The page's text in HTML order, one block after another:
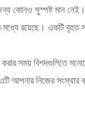
কোনও সুস্পষ্ট মান
মধ্যে রয়েছে। একটি বৃহত
সময় বিশদগুলিতে
আপনার নিজের সংস্থার